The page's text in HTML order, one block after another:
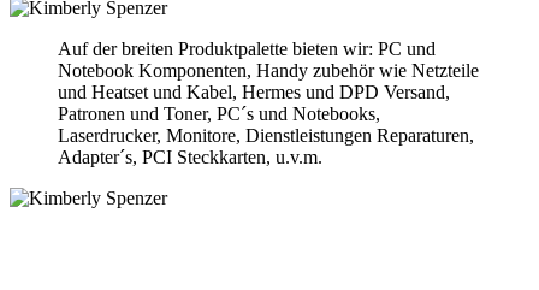
Auf der breiten Produktpalette bieten wir: PC und
Notebook Komponenten, Handy zubehör wie Netzteile
und Heatset und Kabel, Hermes und DPD Versand,
Patronen und Toner, PC´s und Notebooks,
Laserdrucker, Monitore, Dienstleistungen Reparaturen,
Adapter´s, PCI Steckkarten, u.v.m.